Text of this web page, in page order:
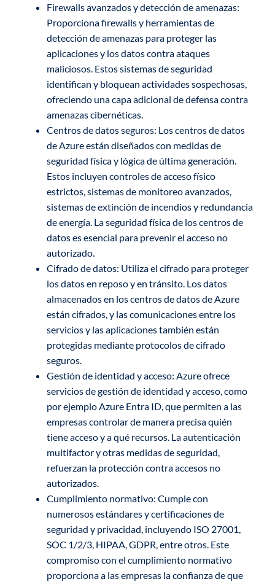
Firewalls avanzados y detección de amenazas:
Proporciona firewalls y herramientas de
detección de amenazas para proteger las
aplicaciones y los datos contra ataques
maliciosos. Estos sistemas de seguridad
identifican y bloquean actividades sospechosas,
ofreciendo una capa adicional de defensa contra
amenazas cibernéticas.
Centros de datos seguros: Los centros de datos
de Azure están diseñados con medidas de
seguridad física y lógica de última generación.
Estos incluyen controles de acceso físico
estrictos, sistemas de monitoreo avanzados,
sistemas de extinción de incendios y redundancia
de energía. La seguridad física de los centros de
datos es esencial para prevenir el acceso no
autorizado.
Cifrado de datos: Utiliza el cifrado para proteger
los datos en reposo y en tránsito. Los datos
almacenados en los centros de datos de Azure
están cifrados, y las comunicaciones entre los
servicios y las aplicaciones también están
protegidas mediante protocolos de cifrado
seguros.
Gestión de identidad y acceso: Azure ofrece
servicios de gestión de identidad y acceso, como
por ejemplo Azure Entra ID, que permiten a las
empresas controlar de manera precisa quién
tiene acceso y a qué recursos. La autenticación
multifactor y otras medidas de seguridad,
refuerzan la protección contra accesos no
autorizados.
Cumplimiento normativo: Cumple con
numerosos estándares y certificaciones de
seguridad y privacidad, incluyendo ISO 27001,
SOC 1/2/3, HIPAA, GDPR, entre otros. Este
compromiso con el cumplimiento normativo
proporciona a las empresas la confianza de que